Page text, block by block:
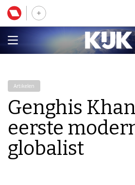
Artikelen
Genghis
eerste
globalist